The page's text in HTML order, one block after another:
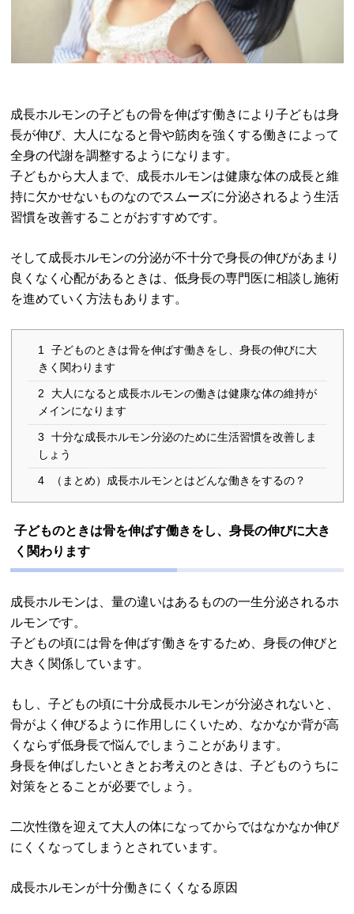
成長ホルモンの子どもの骨を伸ばす働きにより子どもは身
長が伸び、大人になると骨や筋肉を強くする働きによって
全身の代謝を調整するようになります。
子どもから大人まで、成長ホルモンは健康な体の成長と維
持に欠かせないものなのでスムーズに分泌されるよう生活
習慣を改善することがおすすめです。
そして成長ホルモンの分泌が不十分で身長の伸びがあまり
良くなく心配があるときは、低身長の専門医に相談し施術
を進めていく方法もあります。
1
子どものときは骨を伸ばす働きをし、身長の伸びに大
きく関わります
2
大人になると成長ホルモンの働きは健康な体の維持が
メインになります
3
十分な成長ホルモン分泌のために生活習慣を改善しま
しょう
4 （まとめ）成長ホルモンとはどんな働きをするの？
子どものときは骨を伸ばす働きをし、身長の伸びに大き
く関わります
成長ホルモンは、量の違いはあるものの一生分泌されるホ
ルモンです。
子どもの頃には骨を伸ばす働きをするため、身長の伸びと
大きく関係しています。
もし、子どもの頃に十分成長ホルモンが分泌されないと、
骨がよく伸びるように作用しにくいため、なかなか背が高
くならず低身長で悩んでしまうことがあります。
身長を伸ばしたいときとお考えのときは、子どものうちに
対策をとることが必要でしょう。
二次性徴を迎えて大人の体になってからではなかなか伸び
にくくなってしまうとされています。
成長ホルモンが十分働きにくくなる原因